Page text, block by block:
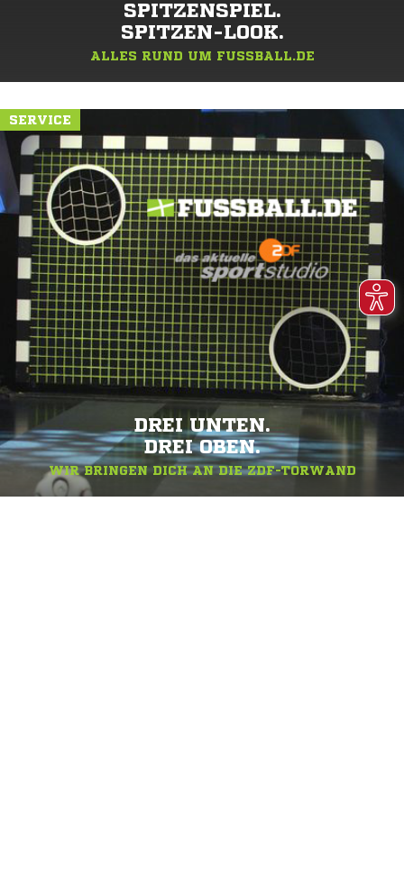
SPITZENSPIEL.
SPITZEN-LOOK.
ALLES RUND UM FUSSBALL.DE
SERVICE
DREI UNTEN.
DREI OBEN.
WIR BRINGEN DICH AN DIE ZDF-TORWAND